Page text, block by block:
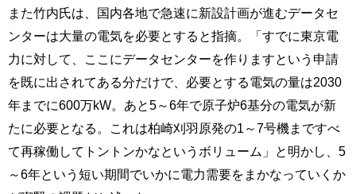
また竹内氏は、国内各地で急速に新設計画が進むデータセ
ンターは大量の電気を必要とすると指摘。「すでに東京電
力に対して、ここにデータセンターを作りますという申請
を既に出されてある分だけで、必要とする電気の量は2030
年までに600万kW。あと5～6年で原子炉6基分の電気が新
たに必要となる。これは柏崎刈羽原発の1～7号機まですべ
て再稼働してトントンかなというボリューム」と明かし、5
～6年という短い期間でいかに電力需要をまかなっていくか